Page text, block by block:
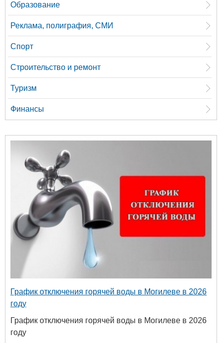
Образование
Реклама, полиграфия, СМИ
Спорт
Строительство и ремонт
Туризм
Финансы
График отключения горячей воды в Могилеве в 2026
году
График отключения горячей воды в Могилеве в 2026
году